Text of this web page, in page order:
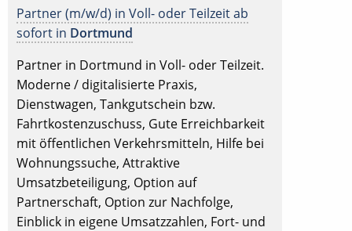
Partner (m/w/d) in Voll- oder Teilzeit ab
sofort in Dortmund
Partner in Dortmund in Voll- oder Teilzeit.
Moderne / digitalisierte Praxis,
Dienstwagen, Tankgutschein bzw.
Fahrtkostenzuschuss, Gute Erreichbarkeit
mit öffentlichen Verkehrsmitteln, Hilfe bei
Wohnungssuche, Attraktive
Umsatzbeteiligung, Option auf
Partnerschaft, Option zur Nachfolge,
Einblick in eigene Umsatzzahlen, Fort- und